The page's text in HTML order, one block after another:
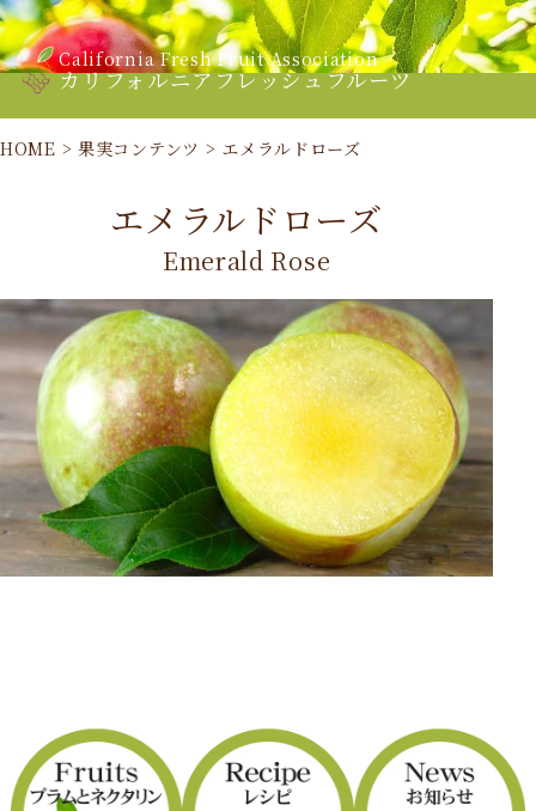
California Fresh Fruit Association
カリフォルニアフレッシュフルーツ
HOME > 果実コンテンツ > エメラルドローズ
エメラルドローズ
Emerald Rose